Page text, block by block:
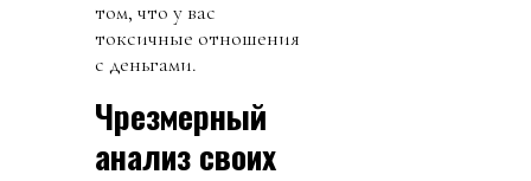
том, что у вас
токсичные отношения
с деньгами.
Чрезмерный
анализ своих